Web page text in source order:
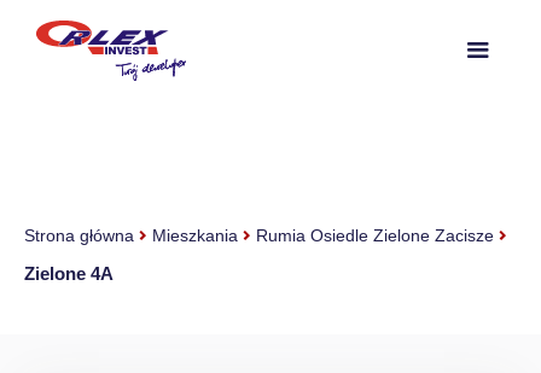
Strona główna Mieszkania Rumia Osiedle Zielone Zacisze
Zielone 4A